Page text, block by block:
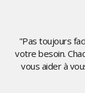
"Pas toujours
votre besoin.
vous aider à